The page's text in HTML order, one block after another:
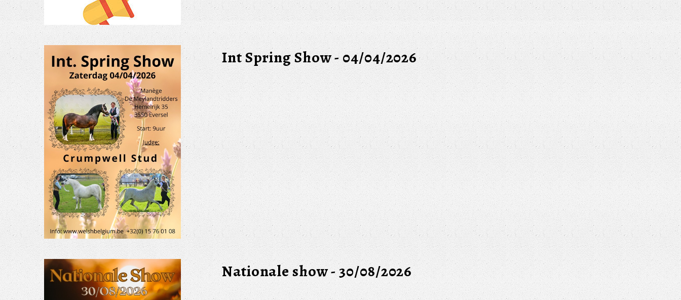
Int Spring Show - 04/04/2026
Nationale show - 30/08/2026